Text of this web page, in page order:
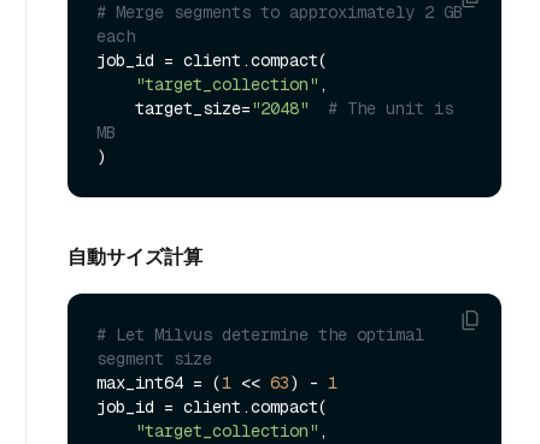
# Merge segments to approximately 2 GB
each
job_id = client.compact(
"target_collection" ,
    target_size=
"2048"
# The unit is
MB
自動サイズ計算
# Let Milvus determine the optimal
segment size
max_int64 = (1 << 63) - 1
job_id = client.compact(
"target_collection" ,